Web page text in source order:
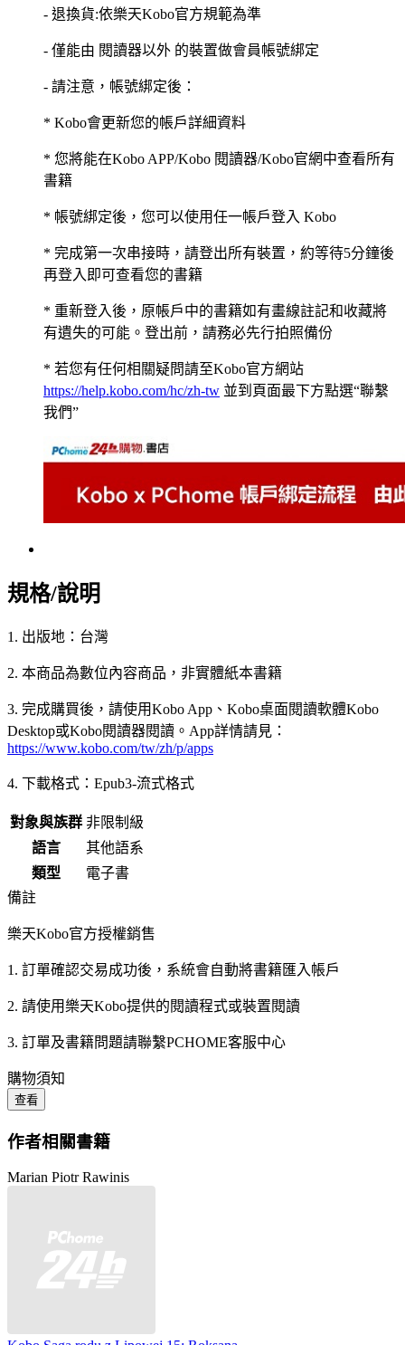
- 退換貨:依樂天Kobo官方規範為準
- 僅能由 閱讀器以外 的裝置做會員帳號綁定
- 請注意，帳號綁定後：
* Kobo會更新您的帳戶詳細資料
* 您將能在Kobo APP/Kobo 閱讀器/Kobo官網中查看所有
書籍
* 帳號綁定後，您可以使用任一帳戶登入 Kobo
* 完成第一次串接時，請登出所有裝置，約等待5分鐘後
再登入即可查看您的書籍
* 重新登入後，原帳戶中的書籍如有畫線註記和收藏將
有遺失的可能。登出前，請務必先行拍照備份
* 若您有任何相關疑問請至Kobo官方網站
https://help.kobo.com/hc/zh-tw 並到頁面最下方點選“聯繫
我們”
規格/說明
1. 出版地：台灣
2. 本商品為數位內容商品，非實體紙本書籍
3. 完成購買後，請使用Kobo App、Kobo桌面閱讀軟體Kobo
Desktop或Kobo閱讀器閱讀。App詳情請見：
https://www.kobo.com/tw/zh/p/apps
4. 下載格式：Epub3-流式格式
對象與族群 非限制級
語言
其他語系
類型
電子書
備註
樂天Kobo官方授權銷售
1. 訂單確認交易成功後，系統會自動將書籍匯入帳戶
2. 請使用樂天Kobo提供的閱讀程式或裝置閱讀
3. 訂單及書籍問題請聯繫PCHOME客服中心
購物須知
查看
作者相關書籍
Marian Piotr Rawinis